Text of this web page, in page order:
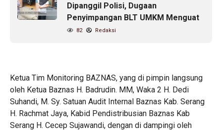
Dipanggil Polisi, Dugaan
Penyimpangan BLT UMKM Menguat
82 Redaksi
Ketua Tim Monitoring BAZNAS, yang di pimpin langsung
oleh Ketua Baznas H. Badrudin. MM, Waka 2 H. Dedi
Suhandi, M. Sy. Satuan Audit Internal Baznas Kab. Serang
H. Rachmat Jaya, Kabid Pendistribusian Baznas Kab
Serang H. Cecep Sujawandi, dengan di dampingi oleh